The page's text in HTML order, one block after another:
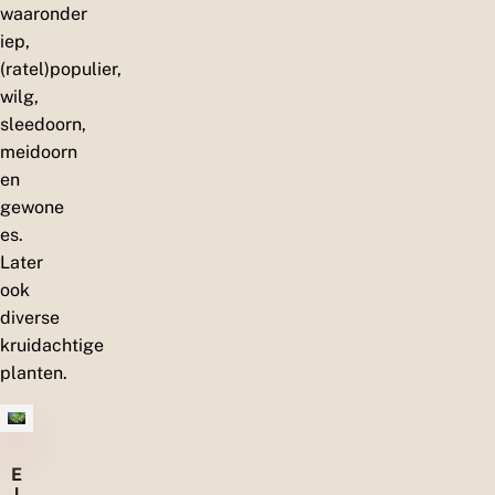
waaronder
iep,
(ratel)populier,
wilg,
sleedoorn,
meidoorn
en
gewone
es.
Later
ook
diverse
kruidachtige
planten.
E